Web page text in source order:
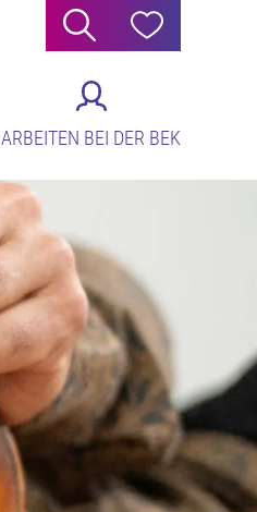
Suche Hilfe
ARBEITEN BEI DER BEK